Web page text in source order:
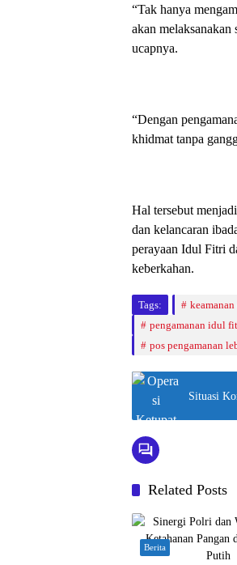
“Tak hanya
akan
ucapnya.
“Dengan
khidmat tanpa
Hal tersebut
dan kelancaran
perayaan Idul Fitri
keberkahan.
Tags:
pengamanan idul
pos pengamanan
Situasi
Related Posts
Berita